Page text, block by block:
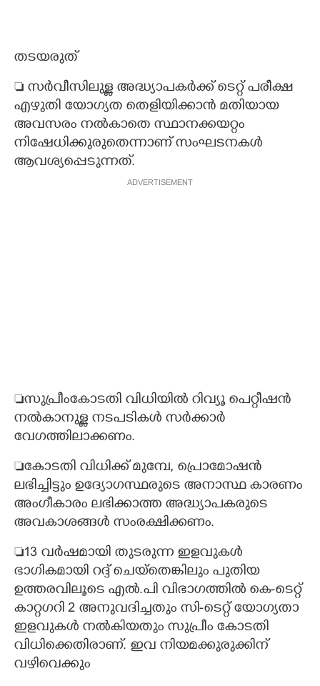
തടയരുത്
 സർവീസിലുള്ള അദ്ധ്യാപകർക്ക് ടെറ്റ് പരീക്ഷ
എഴുതി യോഗ്യത തെളിയിക്കാൻ മതിയായ
അവസരം നൽകാതെ സ്ഥാനക്കയറ്റം
നിഷേധിക്കുരുതെന്നാണ് സംഘടനകൾ
ആവശ്യപ്പെടുന്നത്.
ADVERTISEMENT
സുപ്രീംകോടതി വിധിയിൽ റിവ്യൂ പെറ്റീഷൻ
നൽകാനുള്ള നടപടികൾ സർക്കാർ
വേഗത്തിലാക്കണം.
കോടതി വിധിക്ക് മുമ്പേ, പ്രൊമോഷൻ
ലഭിച്ചിട്ടും ഉദ്യോഗസ്ഥരുടെ അനാസ്ഥ കാരണം
അംഗീകാരം ലഭിക്കാത്ത അദ്ധ്യാപകരുടെ
അവകാശങ്ങൾ സംരക്ഷിക്കണം.
13 വർഷമായി തുടരുന്ന ഇളവുകൾ
ഭാഗികമായി റദ്ദ് ചെയ്തെങ്കിലും പുതിയ
ഉത്തരവിലൂടെ എൽ.പി വിഭാഗത്തിൽ കെ-ടെറ്റ്
കാറ്റഗറി 2 അനുവദിച്ചതും സി-ടെറ്റ് യോഗ്യതാ
ഇളവുകൾ നൽകിയതും സുപ്രീം കോടതി
വിധിക്കെതിരാണ്. ഇവ നിയമക്കുരുക്കിന്
വഴിവെക്കും